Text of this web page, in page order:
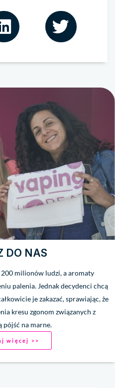
DO NAS
milionów ludzi, a aromaty
palenia. Jednak decydenci chcą
je zakazać, sprawiając, że
kresu zgonom związanych z
pójść na marne.
więcej >>